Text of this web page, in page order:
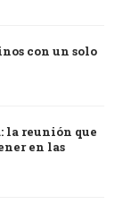
con un solo
la reunión que
en las